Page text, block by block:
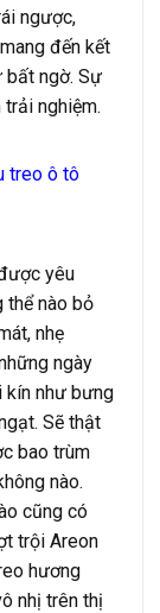
ngược,
đến kết
bất ngờ. Sự
nghiệm.
treo ô tô
yêu
thể nào bỏ
nhẹ
ngày
kín như bưng
Sẽ thật
bao trùm
nào.
cũng có
trội Areon
hương
nhị trên thị